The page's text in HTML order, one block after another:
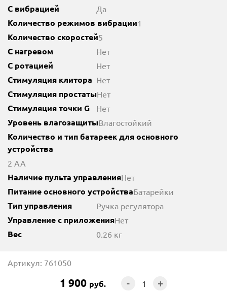
С вибрацией Да
Количество режимов вибрации1
Количество скоростей5
С нагревом Нет
С ротацией Нет
Стимуляция клитора Нет
Стимуляция простатыНет
Стимуляция точки G Нет
Уровень влагозащитыВлагостойкий
Количество и тип батареек для основного
устройства
2 AA
Наличие пульта управленияНет
Питание основного устройстваБатарейки
Тип управления Ручка регулятора
Управление с приложенияНет
Вес 0.26 кг
Артикул: 761050
1 900 руб. - +